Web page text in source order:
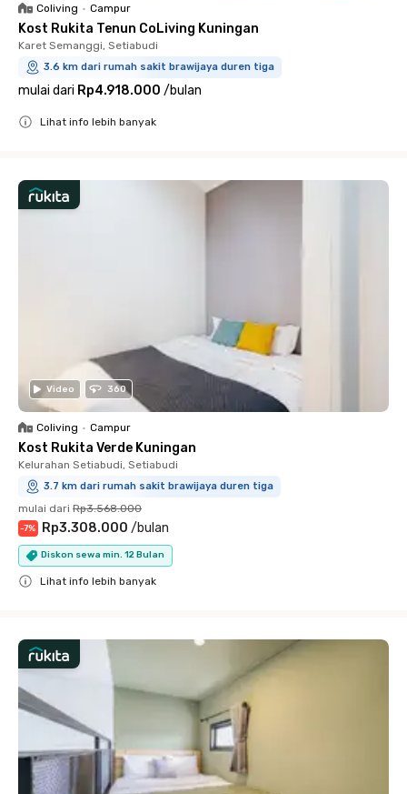
Coliving • Campur
Kost Rukita Tenun CoLiving Kuningan
Karet Semanggi, Setiabudi
3.6 km dari rumah sakit brawijaya duren tiga
mulai dari Rp4.918.000 /bulan
Lihat info lebih banyak
Video 360
Coliving • Campur
Kost Rukita Verde Kuningan
Kelurahan Setiabudi, Setiabudi
3.7 km dari rumah sakit brawijaya duren tiga
mulai dari Rp3.568.000
-7% Rp3.308.000 /bulan
Diskon sewa min. 12 Bulan
Lihat info lebih banyak